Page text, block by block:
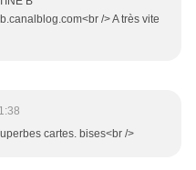
/> A très vite
cartes. bises<br />